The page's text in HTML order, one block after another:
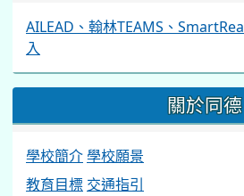
AILEAD、翰林TEAMS、
入
關於同德
學校簡介學校願景
教育目標 交通指引